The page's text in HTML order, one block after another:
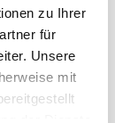
zu Ihrer
für
Unsere
mit